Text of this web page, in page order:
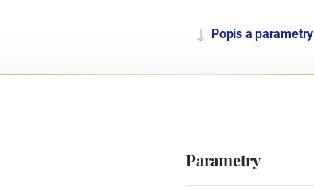
Popis a parametry
Parametry